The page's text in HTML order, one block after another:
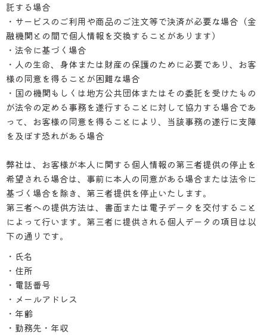
託する場合
・サービスのご利用や商品のご注文等で決済が必要な場合（金
融機関との間で個人情報を交換することがあります）
・法令に基づく場合
・人の生命、身体または財産の保護のために必要であり、お客
様の同意を得ることが困難な場合
・国の機関もしくは地方公共団体またはその委託を受けたもの
が法令の定める事務を遂行することに対して協力する場合であ
って、お客様の同意を得ることにより、当該事務の遂行に支障
を及ぼす恐れがある場合
弊社は、お客様が本人に関する個人情報の第三者提供の停止を
希望される場合は、事前に本人の同意がある場合または法令に
基づく場合を除き、第三者提供を停止いたします。
第三者への提供方法は、書面または電子データを交付すること
によって行います。第三者に提供される個人データの項目は以
下の通りです。
・氏名
・住所
・電話番号
・メールアドレス
・年齢
・勤務先・年収